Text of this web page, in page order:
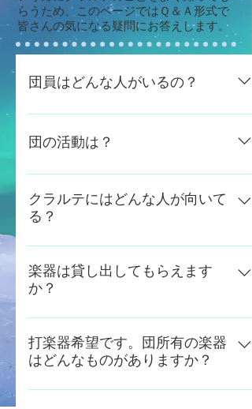
らうため、このページではＱ＆Ａ形式で
皆さんの気になる疑問にお答えします。
団員はどんな人がいるの？
2019年12月現在、10代～30代までのメ
ンバーで構成されています。 高校生・
人は様々な職種の人がいるので、気にな
ったら直接聞いてみてくださいね。 男
女比は女子優勢ですが、男子の団員も
団の活動は？
2018年5月に第１回、2019年5月に第２
回定期演奏会を開催しました。 2020年
5月に第３回定期演奏会を開催予定で
ルA部門に出場。 その他地域のお祭り
や、吹奏楽イベント等に出演していま
クラルテにはどんな人が向いて
る？
当団の目指しているテーマは「クリアな
サウンドでクオリティの高い演奏」で
す。 団員の演奏レベルを底上げするた
ればいい、出来る範囲で楽しく吹ければ
十分…という方は、残念ながら他にもっ
楽器は貸し出してもらえます
か？
打楽器・特殊楽器（ハープ、チェレスタ
等）希望の方以外は、原則として個人で
楽器を購入されるようお願いしていま
打楽器希望です。団所有の楽器
はどんなものがありますか？
以下の楽器を所有しています。 ・ティ